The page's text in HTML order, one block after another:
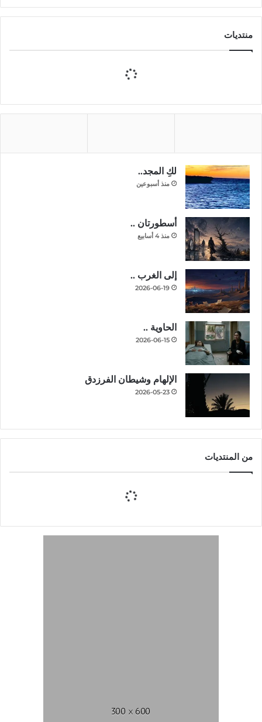
منتديات
لكِ المجد..
منذ أسبوعين
أسطورتان ..
منذ 4 أسابيع
إلى الغرب ..
2026-06-19
الحاوية ..
2026-06-15
الإلهام وشيطان الفرزدق
2026-05-23
من المنتديات